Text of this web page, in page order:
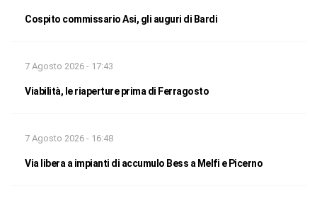
Cospito commissario Asi, gli auguri di Bardi
7 Agosto 2026 - 17:43
Viabilità, le riaperture prima di Ferragosto
7 Agosto 2026 - 16:48
Via libera a impianti di accumulo Bess a Melfi e Picerno